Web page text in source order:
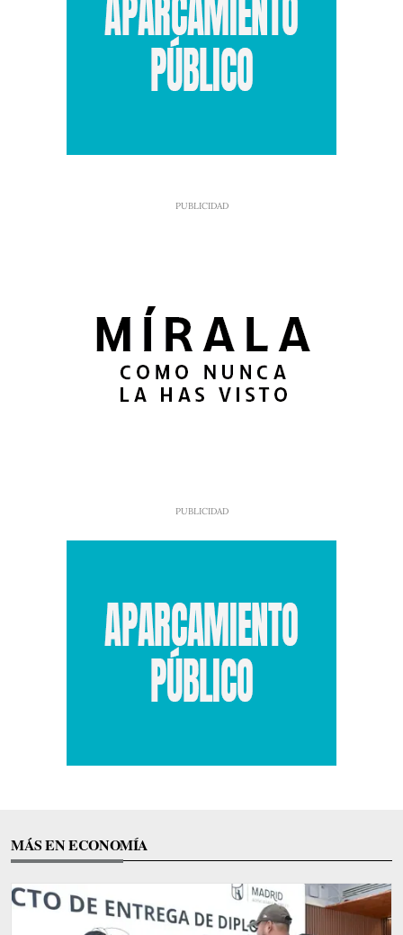
MÁS EN ECONOMÍA